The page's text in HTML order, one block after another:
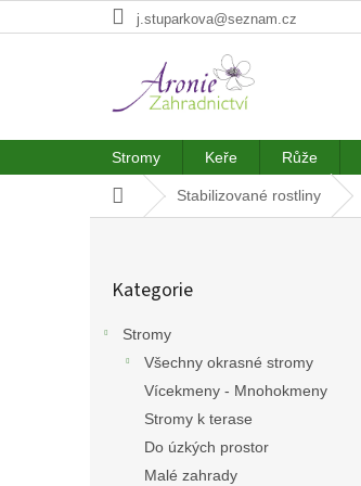
na
j.stuparkova@seznam.cz
Stromy Keře Růže
Domů Stabilizované rostliny
kategorie
Kategorie
Stromy
Všechny okrasné stromy
Vícekmeny - Mnohokmeny
Stromy k terase
Do úzkých prostor
Malé zahrady